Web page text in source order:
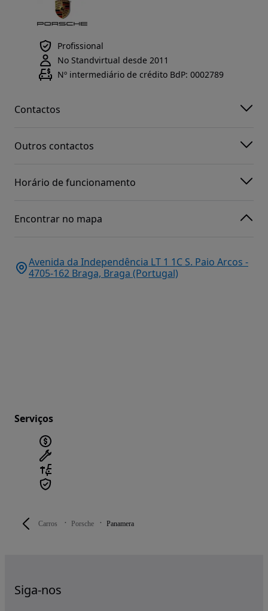
Carros Porsche Panamera
Profissional
No Standvirtual desde 2011
Nº intermediário de crédito BdP: 0002789
Contactos
Outros contactos
Horário de funcionamento
Encontrar no mapa
Avenida da Independência LT 1 1C S. Paio Arcos -
4705-162 Braga, Braga (Portugal)
Serviços
Siga-nos